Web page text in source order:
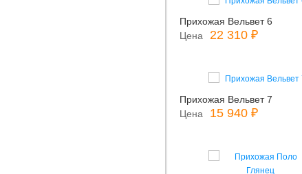
Прихожая Вельвет 6
Цена
22 310 ₽
Прихожая Вельвет 7
Цена
15 940 ₽